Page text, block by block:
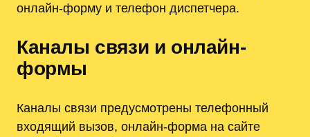
онлайн-форму и телефон диспетчера.
Каналы связи и онлайн-
формы
Каналы связи предусмотрены телефонный
входящий вызов, онлайн-форма на сайте